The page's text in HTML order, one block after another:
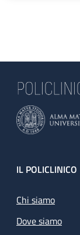
Footer
IL POLICLINICO
Chi siamo
Dove siamo